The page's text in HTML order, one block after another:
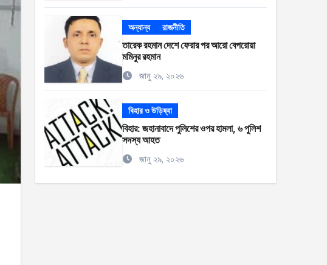
অন্যান্য রাজনীতি
তারেক রহমান দেশে ফেরার পর আরো বেপরোয়া
মমিনুর রহমান
জানু ২৯, ২০২৬
বিহার ও উড়িষ্যা
বিহার: জহানাবাদে পুলিশের ওপর হামলা, ৬ পুলিশ
সদস্য আহত
জানু ২৯, ২০২৬